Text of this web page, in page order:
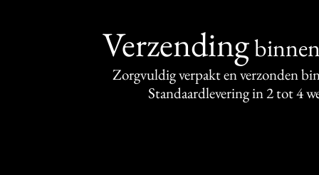
Verzending
Zorgvuldig verpakt en verzonden
Standaardlevering in 2 tot 4